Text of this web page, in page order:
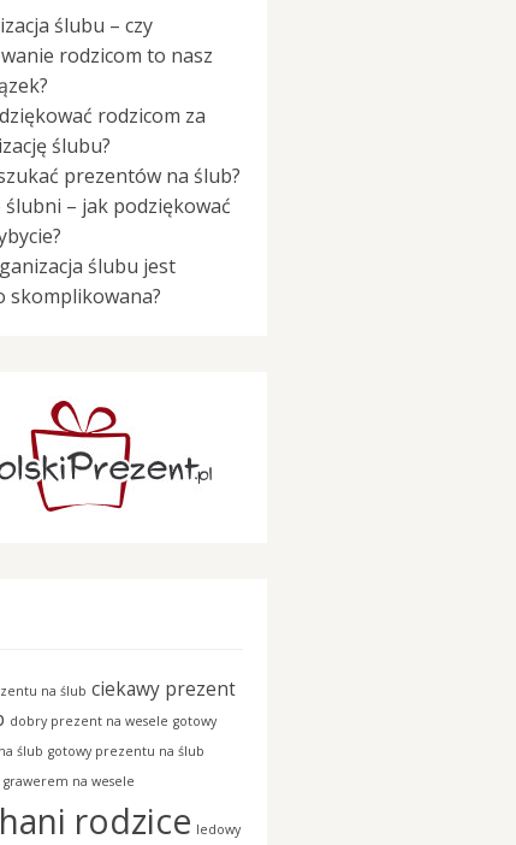
ślubu – czy
rodzicom to nasz
rodzicom za
ślubu?
prezentów na ślub?
ślubni – jak podziękować
ślubu jest
skomplikowana?
na ślub ciekawy prezent
dobry prezent na wesele gotowy
ślub gotowy prezentu na ślub
grawerem na wesele
rodzice ledowy